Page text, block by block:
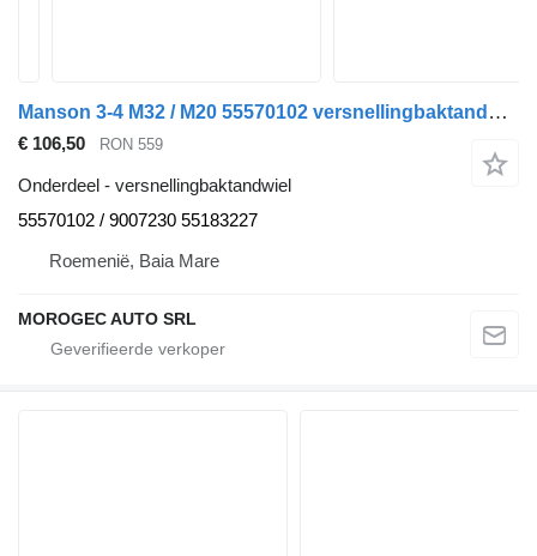
Manson 3-4 M32 / M20 55570102 versnellingbaktandwiel voor Alfa Romeo 159 auto
€ 106,50 RON 559
Onderdeel - versnellingbaktandwiel
55570102 / 9007230 55183227
Roemenië, Baia Mare
MOROGEC AUTO SRL